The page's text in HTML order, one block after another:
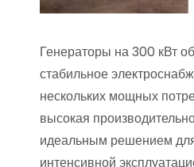
Генераторы на 300 кВт
стабильное
нескольких мощных
высокая
идеальным решением
интенсивной